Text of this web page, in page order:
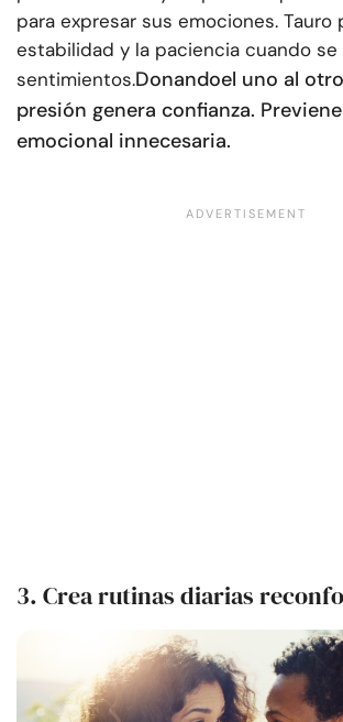
para expresar sus emociones. Tauro
estabilidad y la paciencia cuando
sentimientos.Donandoel uno al
presión genera confianza.
emocional innecesaria.
3. Crea rutinas diarias